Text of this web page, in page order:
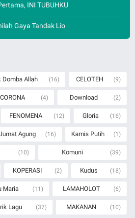
INI TUBUHKU
Gaya Tandak Lio
Domba Allah (16) CELOTEH (9)
CORONA (4) Download (2)
FENOMENA (12) Gloria (16)
Agung (16) Kamis Putih (1)
(10) Komuni (39)
KOPERASI (2) Kudus (18)
Maria (11) LAMAHOLOT (6)
Lagu (37) MAKANAN (10)